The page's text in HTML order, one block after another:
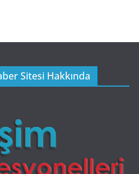
Sitesi Hakkında